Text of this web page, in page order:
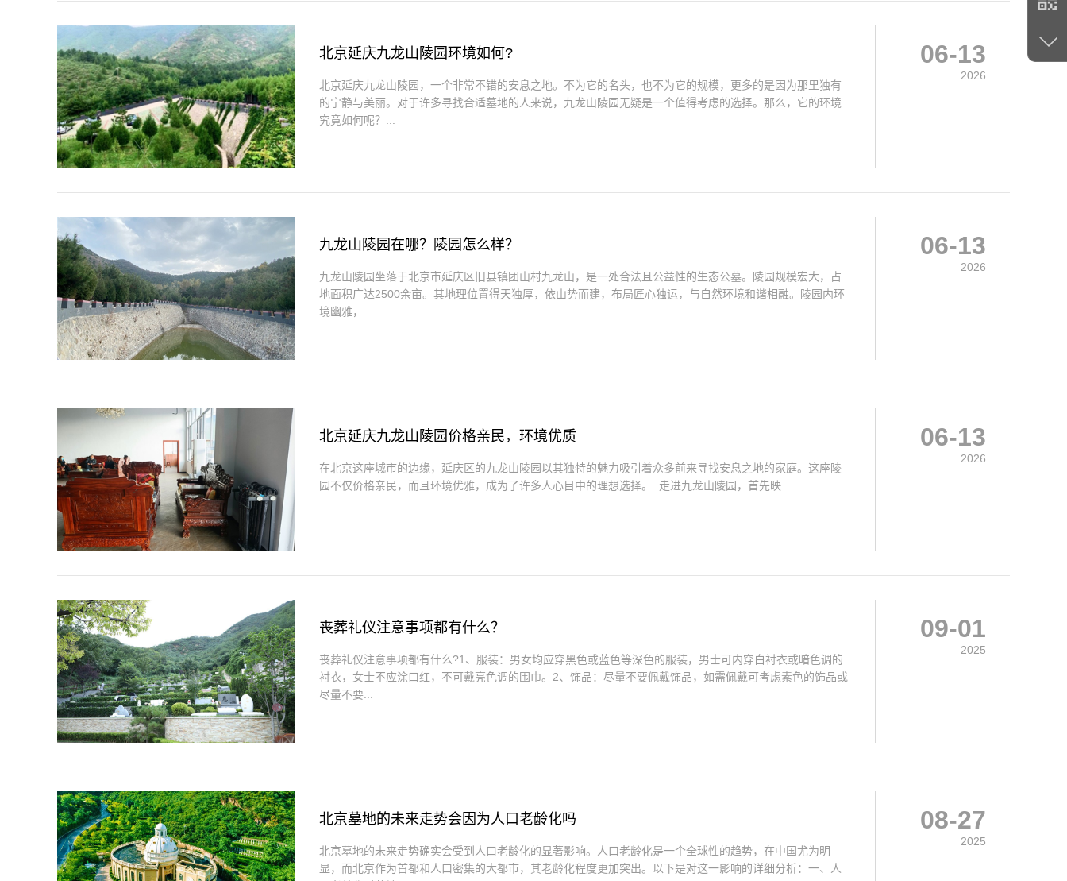
北京延庆九龙山陵园环境如何?
北京延庆九龙山陵园，一个非常不错的安息之地。不为它的名头，也不为它的规模，更多的是因为那里独有
的宁静与美丽。对于许多寻找合适墓地的人来说，九龙山陵园无疑是一个值得考虑的选择。那么，它的环境
究竟如何呢？...
06-13
2026
九龙山陵园在哪？陵园怎么样？
九龙山陵园坐落于北京市延庆区旧县镇团山村九龙山，是一处合法且公益性的生态公墓。陵园规模宏大，占
地面积广达2500余亩。其地理位置得天独厚，依山势而建，布局匠心独运，与自然环境和谐相融。陵园内环
境幽雅，...
06-13
2026
北京延庆九龙山陵园价格亲民，环境优质
在北京这座城市的边缘，延庆区的九龙山陵园以其独特的魅力吸引着众多前来寻找安息之地的家庭。这座陵
园不仅价格亲民，而且环境优雅，成为了许多人心目中的理想选择。 走进九龙山陵园，首先映...
06-13
2026
丧葬礼仪注意事项都有什么？
丧葬礼仪注意事项都有什么?1、服装：男女均应穿黑色或蓝色等深色的服装，男士可内穿白衬衣或暗色调的
衬衣，女士不应涂口红，不可戴亮色调的围巾。2、饰品：尽量不要佩戴饰品，如需佩戴可考虑素色的饰品或
尽量不要...
09-01
2025
北京墓地的未来走势会因为人口老龄化吗
北京墓地的未来走势确实会受到人口老龄化的显著影响。人口老龄化是一个全球性的趋势，在中国尤为明
显，而北京作为首都和人口密集的大都市，其老龄化程度更加突出。以下是对这一影响的详细分析：一、人
08-27
2025